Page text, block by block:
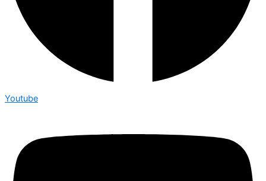
Youtube